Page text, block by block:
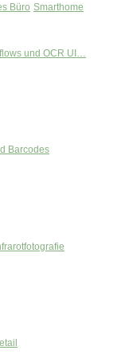
Büro Smarthome
und OCR UI…
Barcodes